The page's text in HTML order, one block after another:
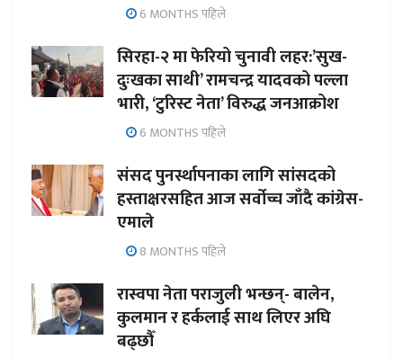
6 MONTHS पहिले
सिरहा-२ मा फेरियो चुनावी लहर:’सुख-
दुःखका साथी’ रामचन्द्र यादवको पल्ला
भारी, ‘टुरिस्ट नेता’ विरुद्ध जनआक्रोश
6 MONTHS पहिले
संसद पुनर्स्थापनाका लागि सांसदको
हस्ताक्षरसहित आज सर्वोच्च जाँदै कांग्रेस-
एमाले
8 MONTHS पहिले
रास्वपा नेता पराजुली भन्छन्- बालेन,
कुलमान र हर्कलाई साथ लिएर अघि
बढ्छौँ